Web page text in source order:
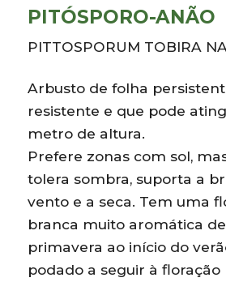
PITÓSPORO-ANÃO
PITTOSPORUM TOBIRA
Arbusto de folha
resistente e que pode
metro de altura.
Prefere zonas com sol,
tolera sombra, suporta a
vento e a seca. Tem uma
branca muito aromática
primavera ao início do
podado a seguir à